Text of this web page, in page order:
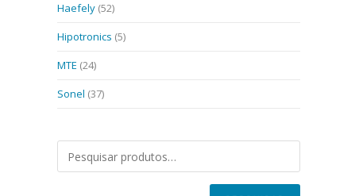
Haefely (52)
Hipotronics (5)
MTE (24)
Sonel (37)